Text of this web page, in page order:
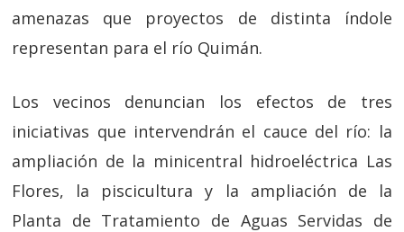
amenazas que proyectos de distinta índole
representan para el río Quimán.
Los vecinos denuncian los efectos de tres
iniciativas que intervendrán el cauce del río: la
ampliación de la minicentral hidroeléctrica Las
Flores, la piscicultura y la ampliación de la
Planta de Tratamiento de Aguas Servidas de